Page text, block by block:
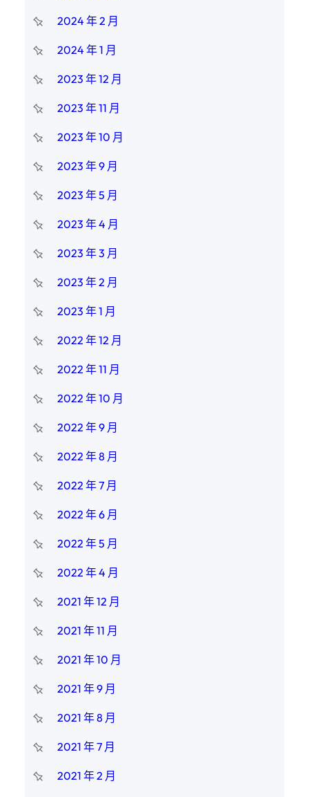
2024 年 2 月
2024 年 1 月
2023 年 12 月
2023 年 11 月
2023 年 10 月
2023 年 9 月
2023 年 5 月
2023 年 4 月
2023 年 3 月
2023 年 2 月
2023 年 1 月
2022 年 12 月
2022 年 11 月
2022 年 10 月
2022 年 9 月
2022 年 8 月
2022 年 7 月
2022 年 6 月
2022 年 5 月
2022 年 4 月
2021 年 12 月
2021 年 11 月
2021 年 10 月
2021 年 9 月
2021 年 8 月
2021 年 7 月
2021 年 2 月